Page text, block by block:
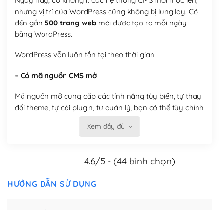
nhưng vị trí của WordPress cũng không bị lung lay. Có
đến gần 500 trang webmới được tạo ra mỗi ngày
bằng WordPress.
WordPress vẫn luôn tồn tại theo thời gian
– Có mã nguồn CMS mở
Mã nguồn mở cung cấp các tính năng tùy biến, tự thay
đổi theme, tự cài plugin, tự quản lý, bạn có thể tùy chỉnh
nó theo ý bạn mà không phải sử dụng dịch vụ tại bất
Có thể tùy biến trên website WordPress
Xem đầy đủ
4.6/5 - (44 bình chọn)
HƯỚNG DẪN SỬ DỤNG